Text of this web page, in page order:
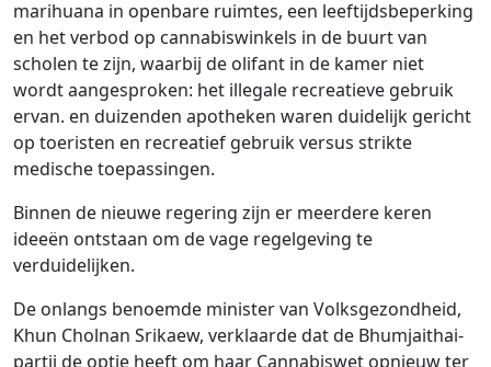
marihuana in openbare ruimtes, een leeftijdsbeperking
en het verbod op cannabiswinkels in de buurt van
scholen te zijn, waarbij de olifant in de kamer niet
wordt aangesproken: het illegale recreatieve gebruik
ervan. en duizenden apotheken waren duidelijk gericht
op toeristen en recreatief gebruik versus strikte
medische toepassingen.
Binnen de nieuwe regering zijn er meerdere keren
ideeën ontstaan ​​om de vage regelgeving te
verduidelijken.
De onlangs benoemde minister van Volksgezondheid,
Khun Cholnan Srikaew, verklaarde dat de Bhumjaithai-
partij de optie heeft om haar Cannabiswet opnieuw ter